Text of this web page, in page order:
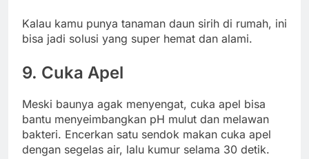
Kalau kamu punya tanaman daun sirih di rumah, ini
bisa jadi solusi yang super hemat dan alami.
9. Cuka Apel
Meski baunya agak menyengat, cuka apel bisa
bantu menyeimbangkan pH mulut dan melawan
bakteri. Encerkan satu sendok makan cuka apel
dengan segelas air, lalu kumur selama 30 detik.